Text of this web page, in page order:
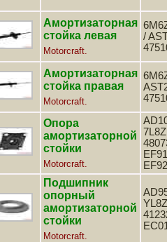
Амортизаторная
стойка левая
Motorcraft.
/
Амортизаторная
стойка правая
Motorcraft.
Опора
амортизаторной
стойки
Motorcraft.
Подшипник
опорный
амортизаторной
стойки
Motorcraft.